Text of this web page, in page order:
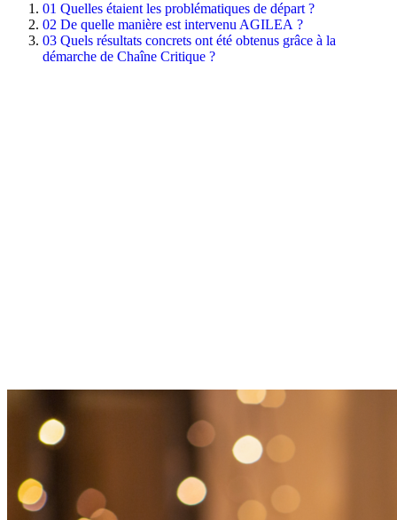
01 Quelles étaient les problématiques de départ ?
02 De quelle manière est intervenu AGILEA ?
03 Quels résultats concrets ont été obtenus grâce à la
démarche de Chaîne Critique ?